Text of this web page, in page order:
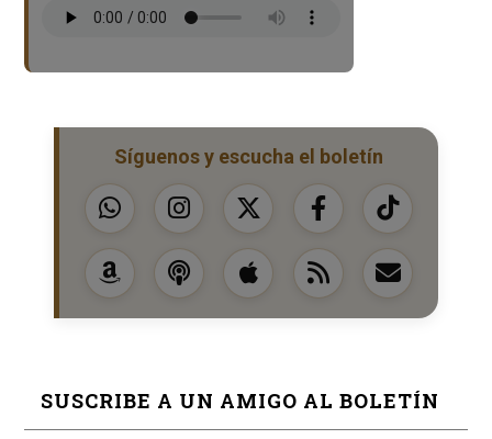
Síguenos y escucha el boletín
SUSCRIBE A UN AMIGO AL BOLETÍN